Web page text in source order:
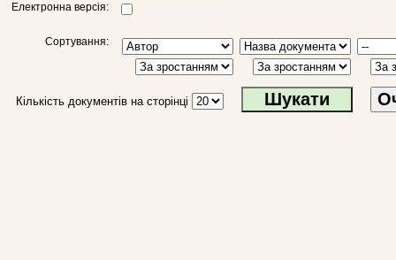
Електронна версія:
Сортування:
Кількість документів на сторінці